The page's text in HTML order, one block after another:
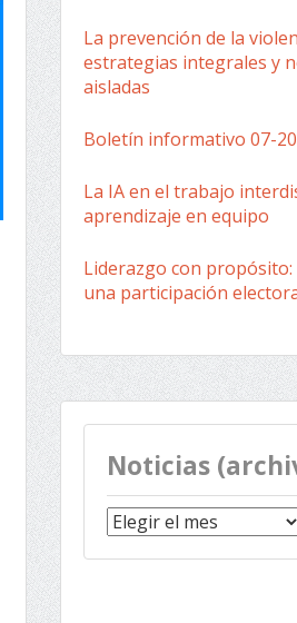
La prevención de la
estrategias integrales y
aisladas
Boletín informativo 07-
La IA en el trabajo
aprendizaje en equipo
Liderazgo con propósito:
una participación
Noticias
Noticias
(archivo)